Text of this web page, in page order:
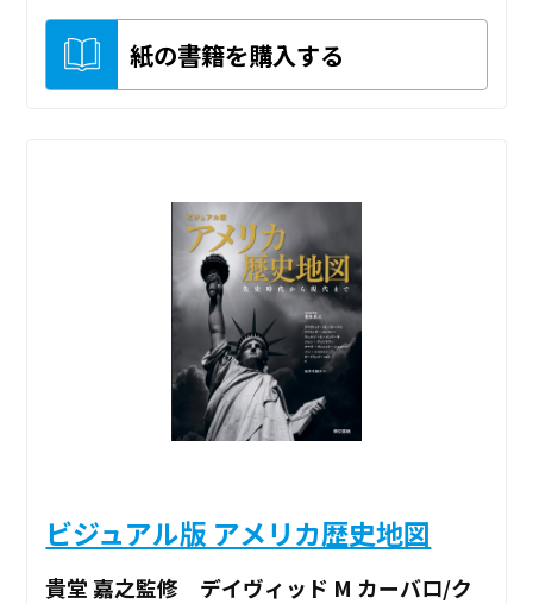
紙の書籍を購入する
ビジュアル版 アメリカ歴史地図
貴堂 嘉之監修 デイヴィッド M カーバロ/ク